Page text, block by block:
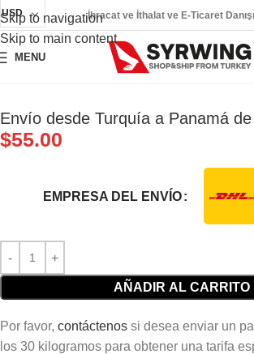
Skip to navigation
Skip to main content
USD İhracat ve İthalat ve E-Ticaret
MENU
Envío desde Turquía a Panamá
$55.00
EMPRESA DEL ENVÍO
AÑADIR AL CARRITO
Por favor, contáctenos si desea enviar un
los 30 kilogramos para obtener una tarifa